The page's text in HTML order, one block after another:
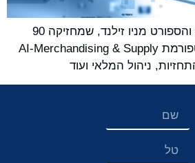
קמעונאית מוצרי הבית והספורט מניו זילנד, שמחזיקה 90
חנויות, תשתמש בפלטפורמת AI-Merchandising & Supply